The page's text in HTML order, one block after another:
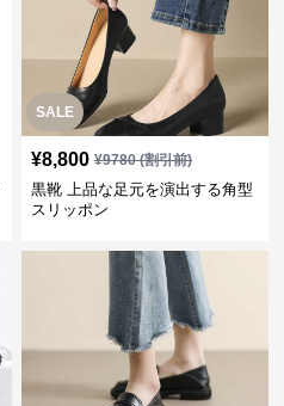
SALE
¥8,800 ¥9780(割引前)
黒靴 上品な足元を演出する角型
スリッポン